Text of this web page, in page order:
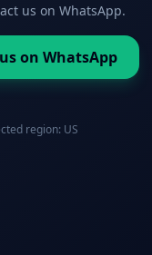
us on WhatsApp.
on WhatsApp
region: US